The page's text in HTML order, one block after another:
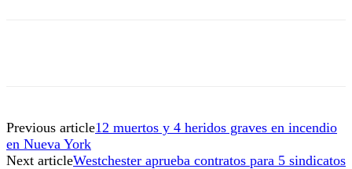
Previous article12 muertos y 4 heridos graves en incendio
en Nueva York
Next articleWestchester aprueba contratos para 5 sindicatos